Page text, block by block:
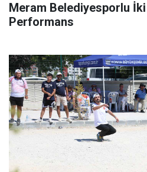
Meram Belediyesporlu İki
Performans